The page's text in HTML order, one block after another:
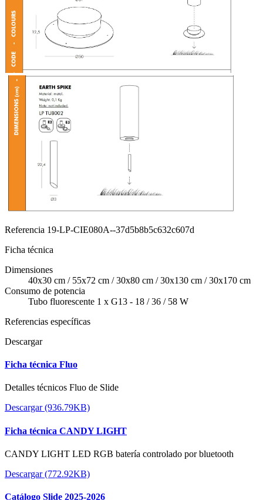
Referencia 19-LP-CIE080A--37d5b8b5c632c607d
Ficha técnica
Dimensiones
40x30 cm / 55x72 cm / 30x80 cm / 30x130 cm / 30x170 cm
Consumo de potencia
Tubo fluorescente 1 x G13 - 18 / 36 / 58 W
Referencias específicas
Descargar
Ficha técnica Fluo
Detalles técnicos Fluo de Slide
Descargar (936.79KB)
Ficha técnica CANDY LIGHT
CANDY LIGHT LED RGB batería controlado por bluetooth
Descargar (772.92KB)
Catálogo Slide 2025-2026